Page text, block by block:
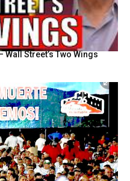
Street’s Two Wings